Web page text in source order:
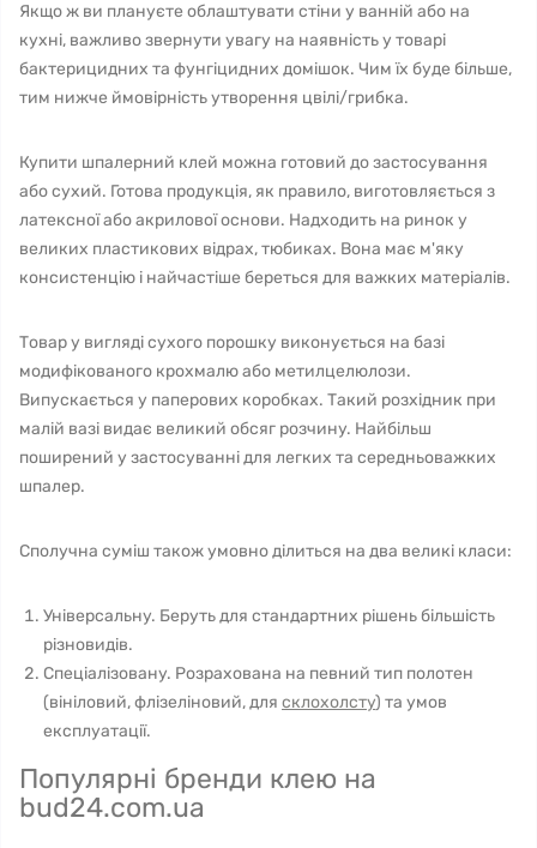
Якщо ж ви плануєте облаштувати стіни у ванній або на
кухні, важливо звернути увагу на наявність у товарі
бактерицидних та фунгіцидних домішок. Чим їх буде більше,
тим нижче ймовірність утворення цвілі/грибка.
Купити шпалерний клей можна готовий до застосування
або сухий. Готова продукція, як правило, виготовляється з
латексної або акрилової основи. Надходить на ринок у
великих пластикових відрах, тюбиках. Вона має м'яку
консистенцію і найчастіше береться для важких матеріалів.
Товар у вигляді сухого порошку виконується на базі
модифікованого крохмалю або метилцелюлози.
Випускається у паперових коробках. Такий розхідник при
малій вазі видає великий обсяг розчину. Найбільш
поширений у застосуванні для легких та середньоважких
шпалер.
Сполучна суміш також умовно ділиться на два великі класи:
Універсальну. Беруть для стандартних рішень більшість
різновидів.
Спеціалізовану. Розрахована на певний тип полотен
(вініловий, флізеліновий, для склохолсту) та умов
експлуатації.
Популярні бренди клею на
bud24.com.ua